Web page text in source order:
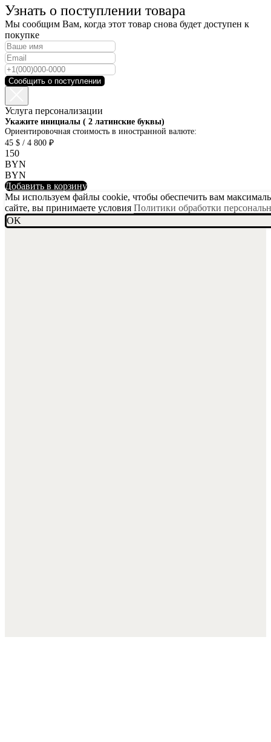
Узнать о поступлении товара
Мы сообщим Вам, когда этот товар снова будет доступен к
покупке
Сообщить о поступлении
Услуга персонализации
Укажите инициалы ( 2 латинские буквы)
Ориентировочная стоимость в иностранной валюте:
45 $ / 4 800 ₽
150
BYN
BYN
Добавить в корзину
Мы используем файлы cookie, чтобы обеспечить вам
сайте, вы принимаете условия Политики обработки
OK